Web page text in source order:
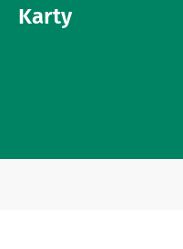
Karty